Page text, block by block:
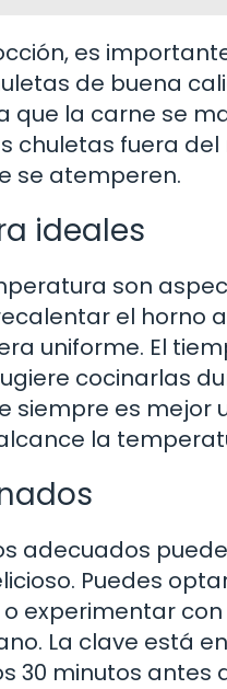
es
de buena
que la carne se
chuletas fuera
se atemperen.
ideales
son
el horno
uniforme. El
cocinarlas
siempre es
la
adecuados
Puedes
experimentar
La clave está
30 minutos antes